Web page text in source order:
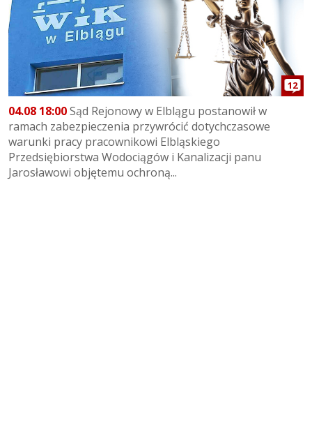
12
04.08 18:00Sąd Rejonowy w Elblągu postanowił w
ramach zabezpieczenia przywrócić dotychczasowe
warunki pracy pracownikowi Elbląskiego
Przedsiębiorstwa Wodociągów i Kanalizacji panu
Jarosławowi objętemu ochroną...